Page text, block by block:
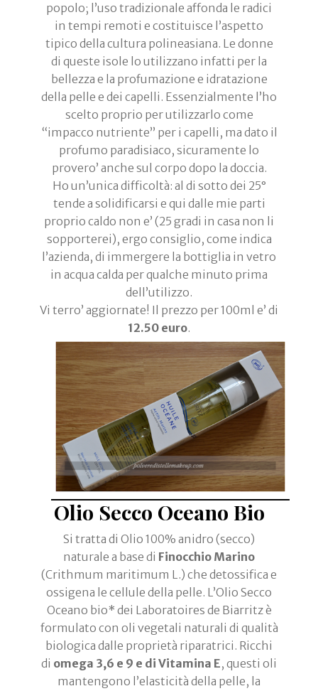
popolo; l’uso tradizionale affonda le radici
in tempi remoti e costituisce l’aspetto
tipico della cultura polineasiana. Le donne
di queste isole lo utilizzano infatti per la
bellezza e la profumazione e idratazione
della pelle e dei capelli. Essenzialmente l’ho
scelto proprio per utilizzarlo come
“impacco nutriente” per i capelli, ma dato il
profumo paradisiaco, sicuramente lo
provero’ anche sul corpo dopo la doccia.
Ho un’unica difficoltà: al di sotto dei 25°
tende a solidificarsi e qui dalle mie parti
proprio caldo non e’ (25 gradi in casa non li
sopporterei), ergo consiglio, come indica
l’azienda, di immergere la bottiglia in vetro
in acqua calda per qualche minuto prima
dell’utilizzo.
Vi terro’ aggiornate! Il prezzo per 100ml e’ di
12.50 euro.
Olio Secco Oceano Bio
Si tratta di Olio 100% anidro (secco)
naturale a base di Finocchio Marino
(Crithmum maritimum L.) che detossifica e
ossigena le cellule della pelle. L’Olio Secco
Oceano bio* dei Laboratoires de Biarritz è
formulato con oli vegetali naturali di qualità
biologica dalle proprietà riparatrici. Ricchi
di omega 3,6 e 9 e di Vitamina E, questi oli
mantengono l’elasticità della pelle, la